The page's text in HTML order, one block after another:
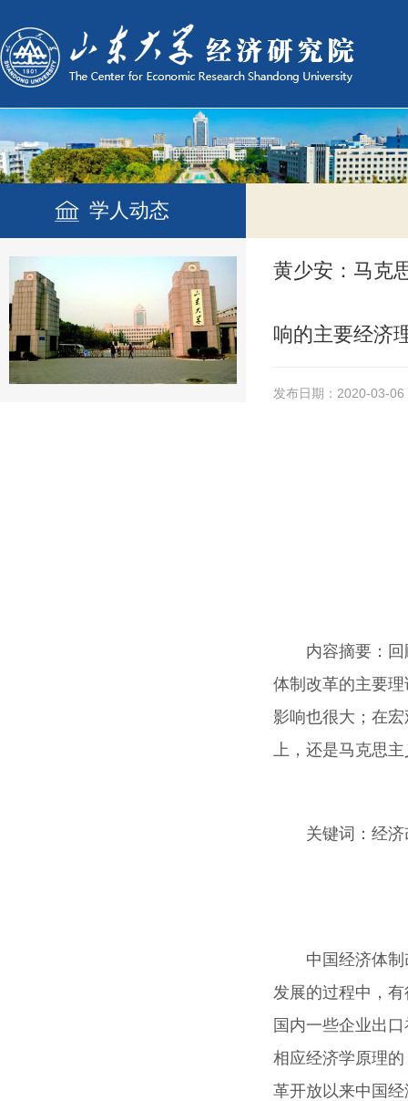
学人动态
黄少安：马克
响的主要经济
发布日期：2020-03-06
内容摘要 ：
体制改革的主要
影响也很大；在
上，还是马克思
关键词 ：经
中国经济体
发展的过程中，
国内一些企业出
相应经济学原理
革开放以来中国